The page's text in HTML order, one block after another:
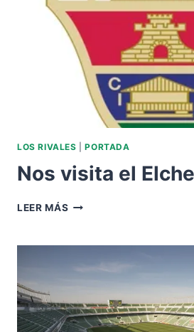
LOS RIVALES |PORTADA
Nos visita el
LEER MÁS NOS
ELCHE